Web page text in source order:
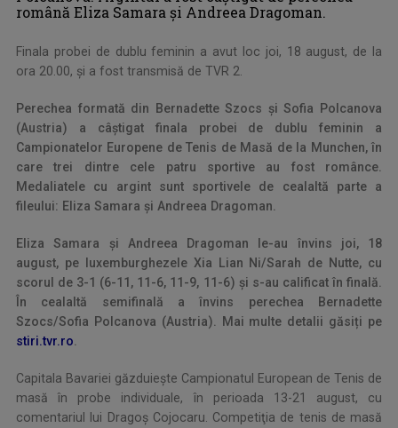
română Eliza Samara și Andreea Dragoman.
Finala probei de dublu feminin a avut loc joi, 18 august, de la
ora 20.00, și a fost transmisă de TVR 2.
Perechea formată din Bernadette Szocs și Sofia Polcanova
(Austria) a câștigat finala probei de dublu feminin a
Campionatelor Europene de Tenis de Masă de la Munchen, în
care trei dintre cele patru sportive au fost românce.
Medaliatele cu argint sunt sportivele de cealaltă parte a
fileului: Eliza Samara și Andreea Dragoman.
Eliza Samara și Andreea Dragoman le-au învins joi, 18
august, pe luxemburghezele Xia Lian Ni/Sarah de Nutte, cu
scorul de 3-1 (6-11, 11-6, 11-9, 11-6) și s-au calificat în finală.
În cealaltă semifinală a învins perechea Bernadette
Szocs/Sofia Polcanova (Austria). Mai multe detalii găsiți pe
stiri.tvr.ro
Capitala Bavariei găzduieşte Campionatul European de Tenis de
masă în probe individuale, în perioada 13-21 august, cu
comentariul lui Dragoş Cojocaru. Competiţia de tenis de masă